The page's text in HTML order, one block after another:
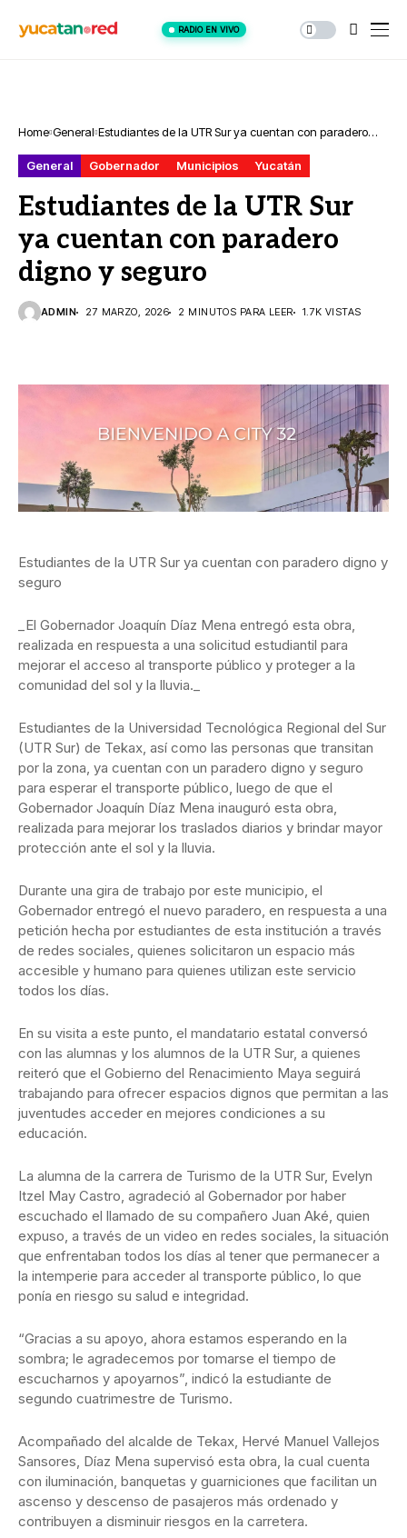
RADIO EN VIVO
Home General Estudiantes de la UTR Sur ya cuentan con paradero
General
Gobernador Municipios Yucatán
Estudiantes de la UTR Sur
ya cuentan con paradero
digno y seguro
ADMIN 27 MARZO, 2026 2 MINUTOS PARA LEER 1.7K VISTAS
Estudiantes de la UTR Sur ya cuentan con paradero digno y
seguro
_El Gobernador Joaquín Díaz Mena entregó esta obra,
realizada en respuesta a una solicitud estudiantil para
mejorar el acceso al transporte público y proteger a la
comunidad del sol y la lluvia._
Estudiantes de la Universidad Tecnológica Regional del Sur
(UTR Sur) de Tekax, así como las personas que transitan
por la zona, ya cuentan con un paradero digno y seguro
para esperar el transporte público, luego de que el
Gobernador Joaquín Díaz Mena inauguró esta obra,
realizada para mejorar los traslados diarios y brindar mayor
protección ante el sol y la lluvia.
Durante una gira de trabajo por este municipio, el
Gobernador entregó el nuevo paradero, en respuesta a una
petición hecha por estudiantes de esta institución a través
de redes sociales, quienes solicitaron un espacio más
accesible y humano para quienes utilizan este servicio
todos los días.
En su visita a este punto, el mandatario estatal conversó
con las alumnas y los alumnos de la UTR Sur, a quienes
reiteró que el Gobierno del Renacimiento Maya seguirá
trabajando para ofrecer espacios dignos que permitan a las
juventudes acceder en mejores condiciones a su
educación.
La alumna de la carrera de Turismo de la UTR Sur, Evelyn
Itzel May Castro, agradeció al Gobernador por haber
escuchado el llamado de su compañero Juan Aké, quien
expuso, a través de un video en redes sociales, la situación
que enfrentaban todos los días al tener que permanecer a
la intemperie para acceder al transporte público, lo que
ponía en riesgo su salud e integridad.
“Gracias a su apoyo, ahora estamos esperando en la
sombra; le agradecemos por tomarse el tiempo de
escucharnos y apoyarnos”, indicó la estudiante de
segundo cuatrimestre de Turismo.
Acompañado del alcalde de Tekax, Hervé Manuel Vallejos
Sansores, Díaz Mena supervisó esta obra, la cual cuenta
con iluminación, banquetas y guarniciones que facilitan un
ascenso y descenso de pasajeros más ordenado y
contribuyen a disminuir riesgos en la carretera.